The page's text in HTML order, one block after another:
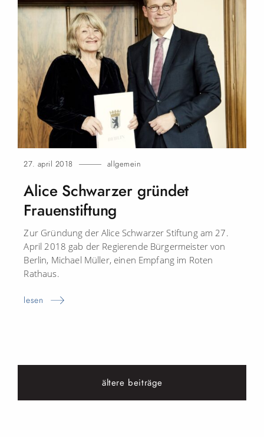
27. april 2018 allgemein
Alice Schwarzer gründet
Frauenstiftung
Zur Gründung der Alice Schwarzer Stiftung am 27.
April 2018 gab der Regierende Bürgermeister von
Berlin, Michael Müller, einen Empfang im Roten
Rathaus.
lesen
ältere beiträge